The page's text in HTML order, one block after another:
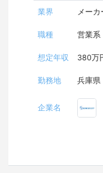
業界 メーカ
職種 営業系
想定年収 380万
勤務地 兵庫
企業名